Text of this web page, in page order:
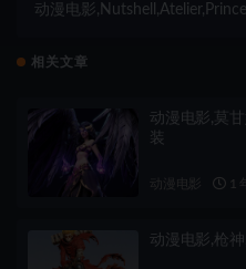
动漫电影
相关文章
动漫电影,莫甘
装
1
动漫电影,枪神